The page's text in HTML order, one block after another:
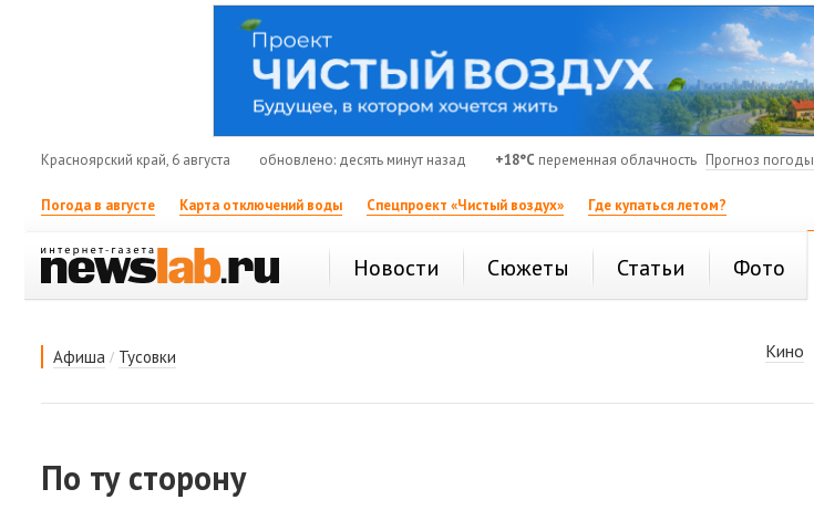
Красноярский край, 6 августа обновлено: десять минут назад +18°C переменная облачность Прогноз погоды
Погода в августе Карта отключений воды Спецпроект «Чистый воздух» Где купаться летом?
Новости Сюжеты Статьи Фото
Афиша / Тусовки Кино
По ту сторону